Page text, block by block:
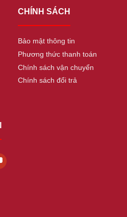
CHÍNH SÁCH
Bảo mật thông tin
Phương thức thanh toán
Chính sách vận chuyển
Chính sách đổi trả